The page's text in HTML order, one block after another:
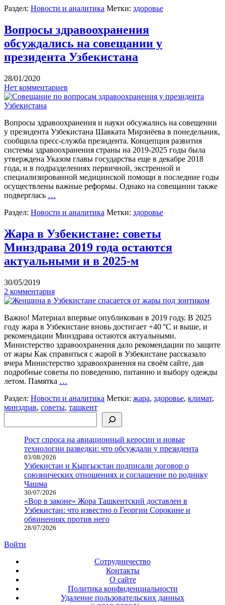
Раздел: Новости и аналитика Метки: здоровье
Вопросы здравоохранения
обсуждались на совещании у
президента Узбекистана
28/01/2020
Нет комментариев
Вопросы здравоохранения и науки обсужались на совещении
у президента Узбекистана Шавката Мирзиёева в понедельник,
сообщила пресс-служба президента. Концепция развития
системы здравоохранения страны на 2019-2025 годы была
утверждена Указом главы государства еще в декабре 2018
года, и в подразделениях первичной, экстренной и
специализированной медицинской помощи в последние годы
осуществлены важные реформы. Однако на совещании также
подверглась …
Раздел: Новости и аналитика Метки: здоровье
Жара в Узбекистане: советы
Минздрава 2019 года остаются
актуальными и в 2025-м
30/05/2019
2 комментария
Важно! Материал впервые опубликован в 2019 году. В 2025
году жара в Узбекистане вновь достигает +40 °C и выше, и
рекомендации Минздрава остаются актуальными.
Министерство здравоохранения дало рекомендации по защите
от жары Как справиться с жарой в Узбекистане рассказало
вчера Министерство здравоохранения на своём сайте, дав
подробные советы по поведению, питанию и выбору одежды
летом. Памятка …
Раздел: Новости и аналитика Метки: жара, здоровье, климат,
минздрав, советы, ташкент
Рост спроса на авиационный керосин и новые
технологии разведки: что обсуждали у президента
03/08/2026
Узбекистан и Кыргызстан подписали договор о
союзнических отношениях и соглашение по роднику
Чашма
30/07/2026
«Вор в законе» Жора Ташкентский доставлен в
Узбекистан: что известно о Георгии Сорокине и
обвинениях против него
28/07/2026
Войти
Сотрудничество
Контакты
О сайте
Политика конфиденциальности
Удаление пользовательских данных